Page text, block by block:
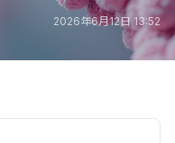
2026年6月12日 13:52